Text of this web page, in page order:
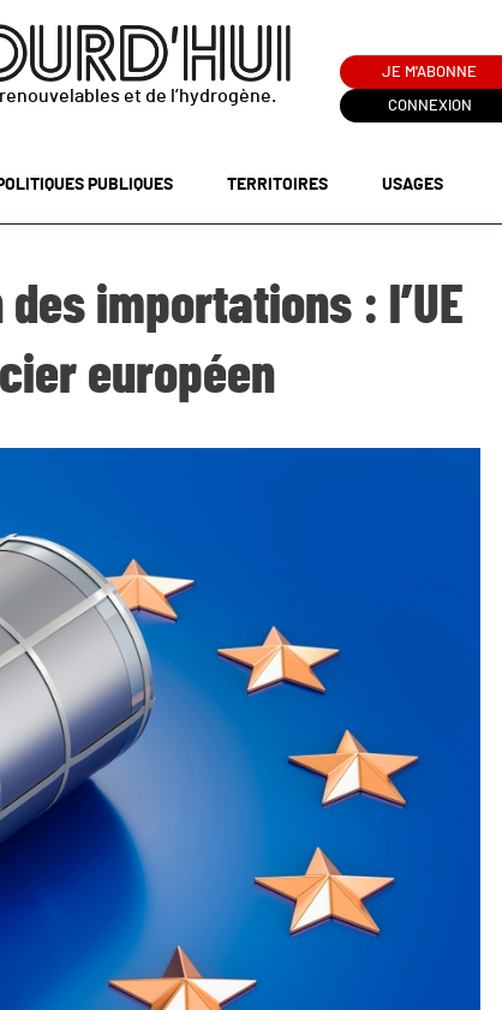
et de l’hydrogène.
JE M'ABONNE
CONNEXION
PUBLIQUES TERRITOIRES USAGES
importations : l’UE
européen